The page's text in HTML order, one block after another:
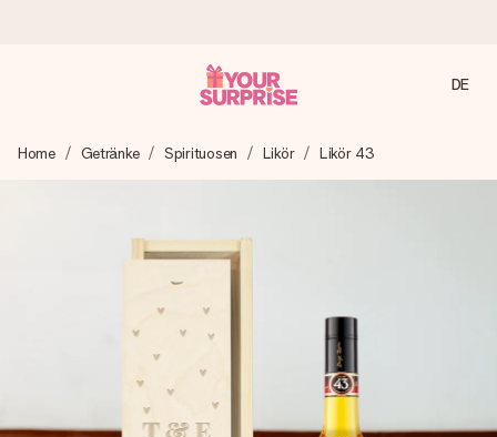
Wir bereiten dein Geschenk sorgfältig vor und schicken es
blitzschnell – damit du es genau zum richtigen Zeitpunkt
Unsere Geschenke begeistern. Kunden bewerten uns mit
4,8 bei Google Reviews (Gesamtergebnis aller Länder, in
DE
Home Getränke Spirituosen Likör Likör 43